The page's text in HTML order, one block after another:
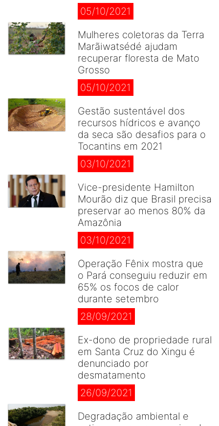
05/10/2021
Mulheres coletoras da Terra
Marãiwatsédé ajudam
recuperar floresta de Mato
Grosso
05/10/2021
Gestão sustentável dos
recursos hídricos e avanço
da seca são desafios para o
Tocantins em 2021
03/10/2021
Vice-presidente Hamilton
Mourão diz que Brasil precisa
preservar ao menos 80% da
Amazônia
03/10/2021
Operação Fênix mostra que
o Pará conseguiu reduzir em
65% os focos de calor
durante setembro
28/09/2021
Ex-dono de propriedade rural
em Santa Cruz do Xingu é
denunciado por
desmatamento
26/09/2021
Degradação ambiental e